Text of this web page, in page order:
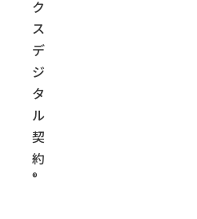
ク
ス
デ
ジ
タ
ル
契
約
®